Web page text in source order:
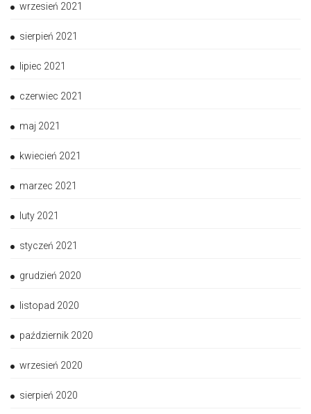
wrzesień 2021
sierpień 2021
lipiec 2021
czerwiec 2021
maj 2021
kwiecień 2021
marzec 2021
luty 2021
styczeń 2021
grudzień 2020
listopad 2020
październik 2020
wrzesień 2020
sierpień 2020